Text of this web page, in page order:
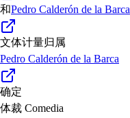
和Pedro Calderón de la Barca
文体计量归属
Pedro Calderón de la Barca
确定
体裁 Comedia